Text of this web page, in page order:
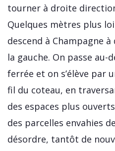
tourner à droite
Quelques mètres plus
descend à Champagne
la gauche. On passe au-
ferrée et on s’élève par
fil du coteau, en
des espaces plus
des parcelles envahies
désordre, tantôt de